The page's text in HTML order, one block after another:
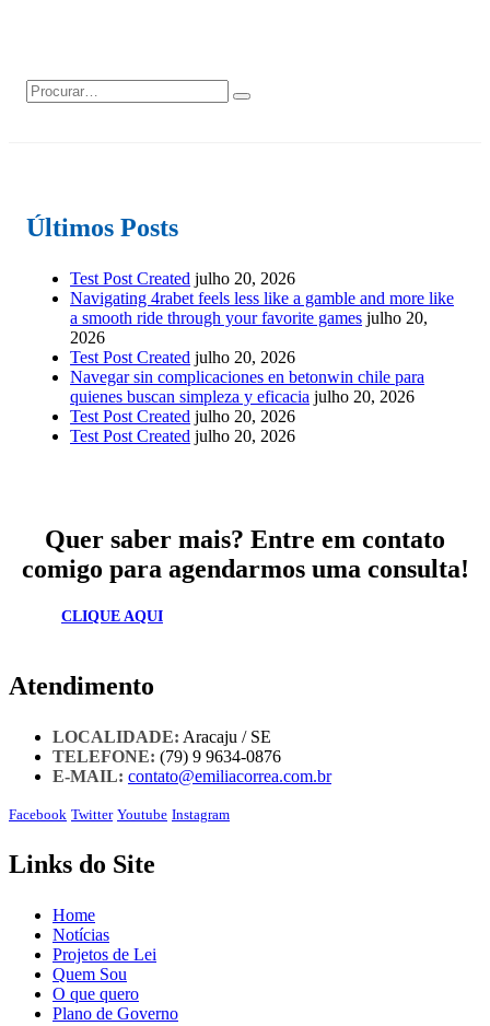
Últimos Posts
Test Post Created julho 20, 2026
Navigating 4rabet feels less like a gamble and more like
a smooth ride through your favorite games julho 20,
2026
Test Post Created julho 20, 2026
Navegar sin complicaciones en betonwin chile para
quienes buscan simpleza y eficacia julho 20, 2026
Test Post Created julho 20, 2026
Test Post Created julho 20, 2026
Quer saber mais? Entre em contato
comigo para agendarmos uma consulta!
CLIQUE AQUI
Atendimento
LOCALIDADE: Aracaju / SE
TELEFONE: (79) 9 9634-0876
E-MAIL: contato@emiliacorrea.com.br
Facebook Twitter Youtube Instagram
Links do Site
Home
Notícias
Projetos de Lei
Quem Sou
O que quero
Plano de Governo